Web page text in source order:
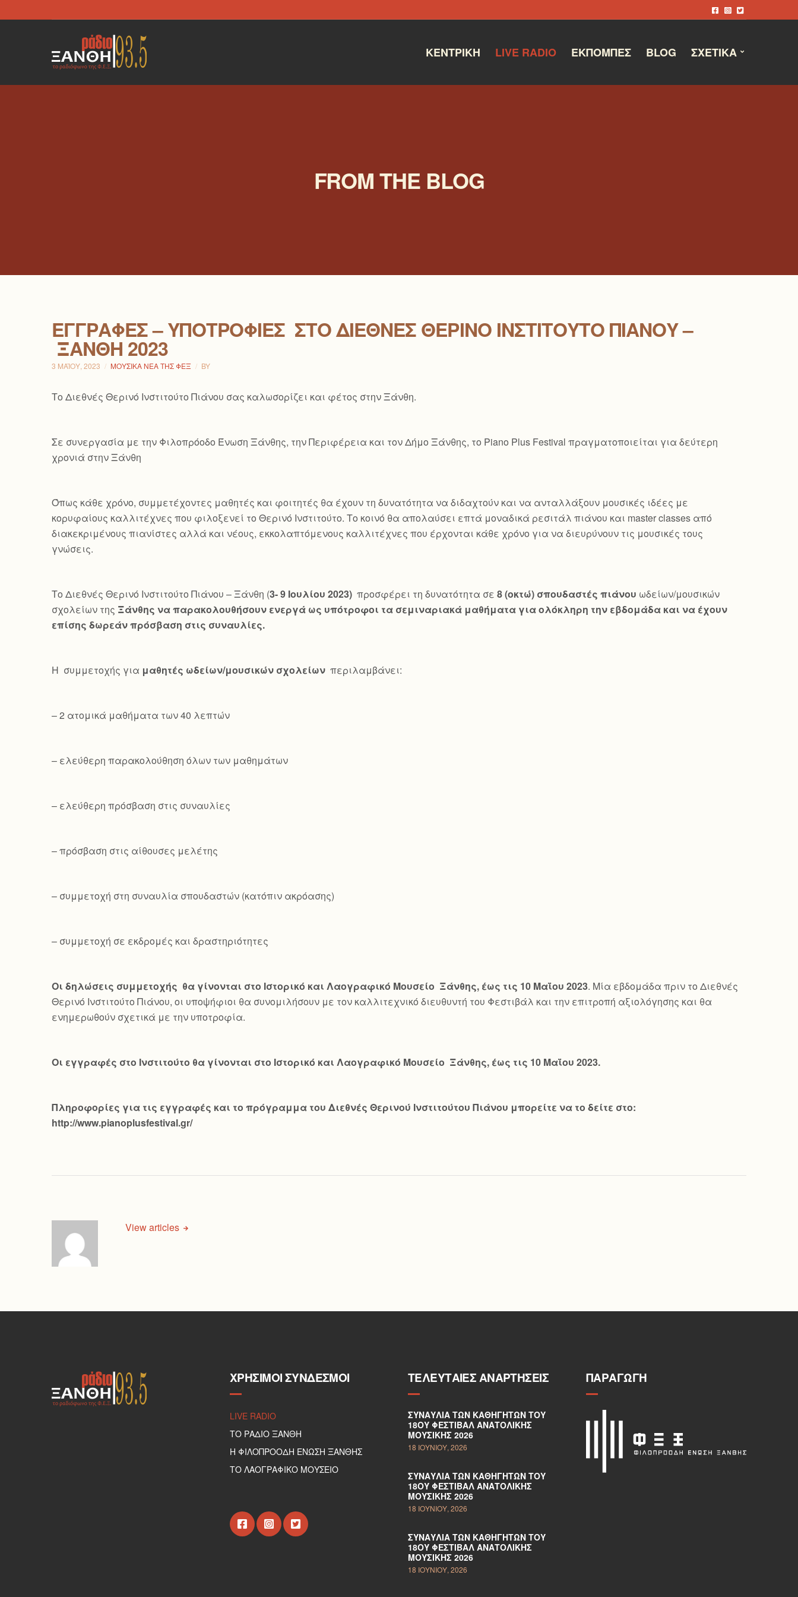
ΚΕΝΤΡΙΚΉ LIVE RADIO ΕΚΠΟΜΠΈΣ BLOG ΣΧΕΤΙΚΆ
FROM THE BLOG
ΕΓΓΡΑΦΈΣ – ΥΠΟΤΡΟΦΊΕΣ ΣΤΟ ΔΙΕΘΝΈΣ ΘΕΡΙΝΌ ΙΝΣΤΙΤΟΎΤΟ ΠΙΆΝΟΥ –
ΞΆΝΘΗ 2023
3 ΜΑΪ́ΟΥ, 2023 ΜΟΥΣΙΚΆ ΝΈΑ ΤΗΣ ΦΕΞ BY
Το Διεθνές Θερινό Ινστιτούτο Πιάνου σας καλωσορίζει και φέτος στην Ξάνθη.
Σε συνεργασία με την Φιλοπρόοδο Ένωση Ξάνθης, την Περιφέρεια και τον Δήμο Ξάνθης, το Piano Plus Festival πραγματοποιείται για δεύτερη
χρονιά στην Ξάνθη
Όπως κάθε χρόνο, συμμετέχοντες μαθητές και φοιτητές θα έχουν τη δυνατότητα να διδαχτούν και να ανταλλάξουν μουσικές ιδέες με
κορυφαίους καλλιτέχνες που φιλοξενεί το Θερινό Ινστιτούτο. Το κοινό θα απολαύσει επτά μοναδικά ρεσιτάλ πιάνου και master classes από
διακεκριμένους πιανίστες αλλά και νέους, εκκολαπτόμενους καλλιτέχνες που έρχονται κάθε χρόνο για να διευρύνουν τις μουσικές τους
γνώσεις.
Το Διεθνές Θερινό Ινστιτούτο Πιάνου – Ξάνθη (3- 9 Ιουλίου 2023) προσφέρει τη δυνατότητα σε 8 (οκτώ) σπουδαστές πιάνου ωδείων/μουσικών
σχολείων της Ξάνθης να παρακολουθήσουν ενεργά ως υπότροφοι τα σεμιναριακά μαθήματα για ολόκληρη την εβδομάδα και να έχουν
επίσης δωρεάν πρόσβαση στις συναυλίες.
Η συμμετοχής για μαθητές ωδείων/μουσικών σχολείων περιλαμβάνει:
– 2 ατομικά μαθήματα των 40 λεπτών
– ελεύθερη παρακολούθηση όλων των μαθημάτων
– ελεύθερη πρόσβαση στις συναυλίες
– πρόσβαση στις αίθουσες μελέτης
– συμμετοχή στη συναυλία σπουδαστών (κατόπιν ακρόασης)
– συμμετοχή σε εκδρομές και δραστηριότητες
Οι δηλώσεις συμμετοχής θα γίνονται στο Ιστορικό και Λαογραφικό Μουσείο Ξάνθης, έως τις 10 Μαΐου 2023. Μία εβδομάδα πριν το Διεθνές
Θερινό Ινστιτούτο Πιάνου, οι υποψήφιοι θα συνομιλήσουν με τον καλλιτεχνικό διευθυντή του Φεστιβάλ και την επιτροπή αξιολόγησης και θα
ενημερωθούν σχετικά με την υποτροφία.
Οι εγγραφές στο Ινστιτούτο θα γίνονται στο Ιστορικό και Λαογραφικό Μουσείο Ξάνθης, έως τις 10 Μαΐου 2023.
Πληροφορίες για τις εγγραφές και το πρόγραμμα του Διεθνές Θερινού Ινστιτούτου Πιάνου μπορείτε να το δείτε στο:
http://www.pianoplusfestival.gr/
View articles
ΧΡΉΣΙΜΟΙ ΣΎΝΔΕΣΜΟΙ
LIVE RADIO
ΤΟ ΡΑΔΙΟ ΞΑΝΘΗ
Η ΦΙΛΟΠΡΟΟΔΗ ΕΝΩΣΗ ΞΑΝΘΗΣ
ΤΟ ΛΑΟΓΡΑΦΙΚΟ ΜΟΥΣΕΙΟ
ΤΕΛΕΥΤΑΊΕΣ ΑΝΑΡΤΉΣΕΙΣ
ΣΥΝΑΥΛΊΑ ΤΩΝ ΚΑΘΗΓΗΤΏΝ ΤΟΥ
18ΟΥ ΦΕΣΤΙΒΆΛ ΑΝΑΤΟΛΙΚΉΣ
ΜΟΥΣΙΚΉΣ 2026
18 ΙΟΥΝΊΟΥ, 2026
ΣΥΝΑΥΛΊΑ ΤΩΝ ΚΑΘΗΓΗΤΏΝ ΤΟΥ
18ΟΥ ΦΕΣΤΙΒΆΛ ΑΝΑΤΟΛΙΚΉΣ
ΜΟΥΣΙΚΉΣ 2026
18 ΙΟΥΝΊΟΥ, 2026
ΣΥΝΑΥΛΊΑ ΤΩΝ ΚΑΘΗΓΗΤΏΝ ΤΟΥ
18ΟΥ ΦΕΣΤΙΒΆΛ ΑΝΑΤΟΛΙΚΉΣ
ΜΟΥΣΙΚΉΣ 2026
18 ΙΟΥΝΊΟΥ, 2026
ΠΑΡΑΓΩΓΉ